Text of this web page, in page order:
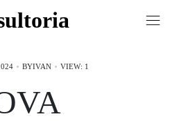
BYIVAN VIEW: 1